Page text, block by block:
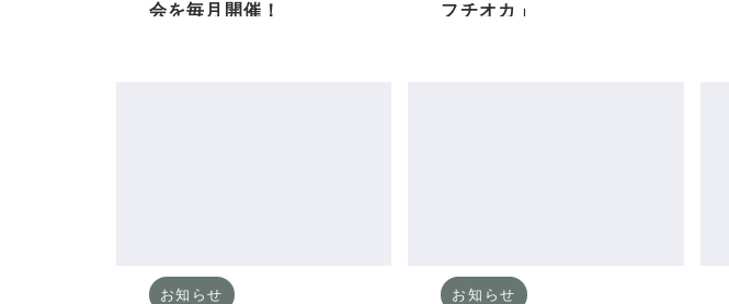
会を毎月開催！
フチオカ」
お知らせ お知らせ